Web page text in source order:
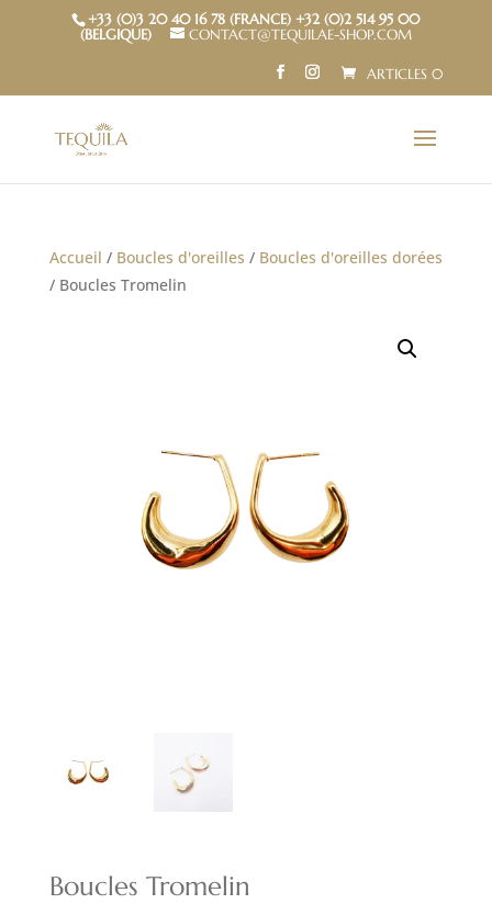
+33 (0)3 20 40 16 78 (FRANCE) +32 (0)2 514 95 00
(BELGIQUE)
CONTACT@TEQUILAE-SHOP.COM
ARTICLES 0
Accueil / Boucles d'oreilles / Boucles d'oreilles dorées
/ Boucles Tromelin
Boucles Tromelin